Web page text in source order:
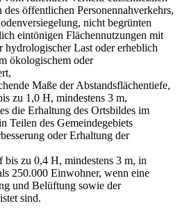
öffentlichen Personennahverkehrs,
nicht begrünten
eintönigen Flächennutzungen mit
hydrologischer Last oder erheblich
ökologischem oder
Maße der Abstandsflächentiefe,
zu 1,0 H, mindestens 3 m,
die Erhaltung des Ortsbildes im
Teilen des Gemeindegebiets
oder Erhaltung der
bis zu 0,4 H, mindestens 3 m, in
250.000 Einwohner, wenn eine
und Belüftung sowie der
sind.